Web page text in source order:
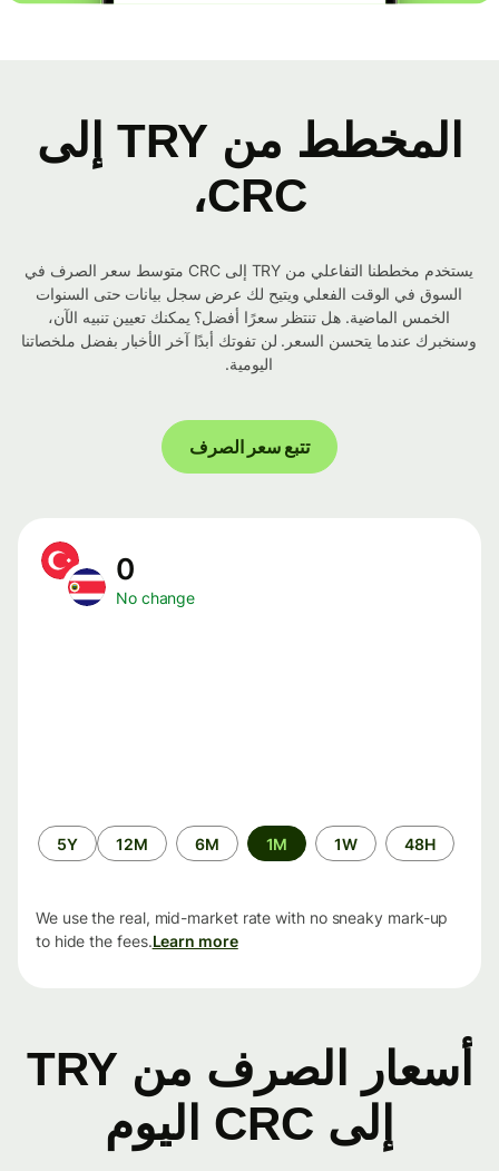
المخطط من TRY إلى
CRC،
يستخدم مخططنا التفاعلي من TRY إلى CRC متوسط ​​سعر الصرف في
السوق في الوقت الفعلي ويتيح لك عرض سجل بيانات حتى السنوات
الخمس الماضية. هل تنتظر سعرًا أفضل؟ يمكنك تعيين تنبيه الآن،
وسنخبرك عندما يتحسن السعر. لن تفوتك أبدًا آخر الأخبار بفضل ملخصاتنا
اليومية.
تتبع سعر الصرف
No change
الفترة
الزمنية
48H
1W
1M
6M
12M
5Y
We use the real, mid-market rate with no sneaky mark-up
to hide the fees.Learn more
أسعار الصرف من TRY
إلى CRC اليوم